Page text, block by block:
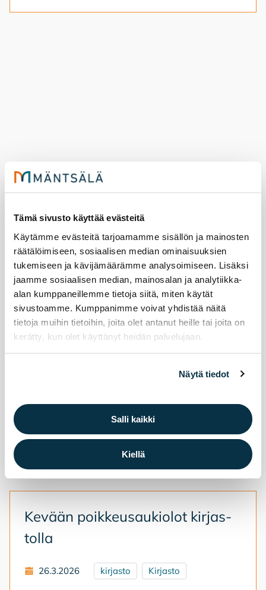
Tämä sivusto käyttää evästeitä
Käytämme evästeitä tarjoamamme sisällön ja mainosten
räätälöimiseen, sosiaalisen median ominaisuuksien
tukemiseen ja kävijämäärämme analysoimiseen. Lisäksi
jaamme sosiaalisen median, mainosalan ja analytiikka-
alan kumppaneillemme tietoja siitä, miten käytät
sivustoamme. Kumppanimme voivat yhdistää näitä
tietoja muihin tietoihin, joita olet antanut heille tai joita on
kerätty, kun olet käyttänyt heidän palvelujaan.
Näytä tiedot
Salli kaikki
Kiellä
Kir­jas­ton kesä
7.5.2026 tapahtumat Kirjasto
Kirjaston kesä
Ke­vään poik­keus­au­kio­lot kir­jas­
tol­la
26.3.2026 kirjasto Kirjasto